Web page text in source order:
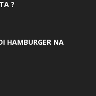
?
HAMBURGER NA